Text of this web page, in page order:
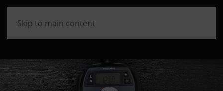
Skip to main content